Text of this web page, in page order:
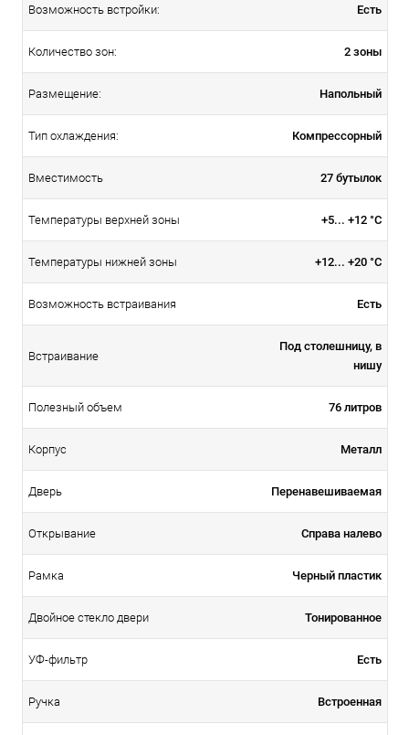
Возможность встройки: Есть
Количество зон: 2 зоны
Размещение: Напольный
Тип охлаждения: Компрессорный
Вместимость 27 бутылок
Температуры верхней зоны +5... +12 °С
Температуры нижней зоны +12... +20 °С
Возможность встраивания Есть
Встраивание
Под столешницу, в
нишу
Полезный объем 76 литров
Корпус Металл
Дверь Перенавешиваемая
Открывание Справа налево
Рамка Черный пластик
Двойное стекло двери Тонированное
УФ-фильтр Есть
Ручка Встроенная